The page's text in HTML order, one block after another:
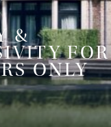
&
FOR
ONLY